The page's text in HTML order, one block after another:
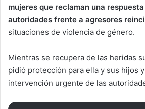
mujeres que reclaman una
autoridades frente a agresores
situaciones de violencia de género.
Mientras se recupera de las heridas
pidió protección para ella y sus hijos
intervención urgente de las